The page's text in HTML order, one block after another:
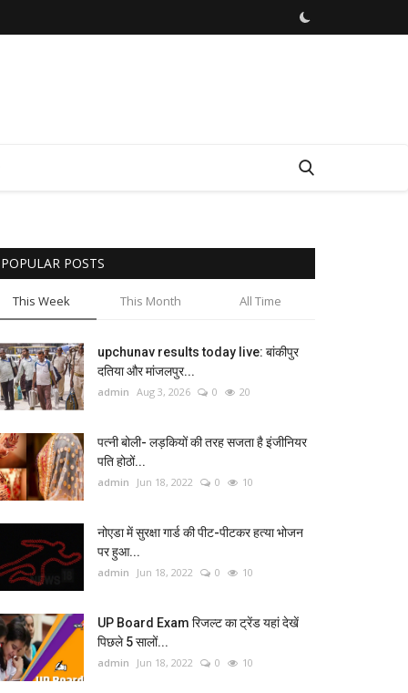
POPULAR POSTS
This Week This Month All Time
upchunav results today live: बांकीपुर
दतिया और मांजलपुर...
admin Aug 3, 2026 0 20
पत्नी बोली- लड़कियों की तरह सजता है इंजीनियर
पति होठों...
admin Jun 18, 2022 0 10
नोएडा में सुरक्षा गार्ड की पीट-पीटकर हत्या भोजन
पर हुआ...
admin Jun 18, 2022 0 10
UP Board Exam रिजल्ट का ट्रेंड यहां देखें
पिछले 5 सालों...
admin Jun 18, 2022 0 10